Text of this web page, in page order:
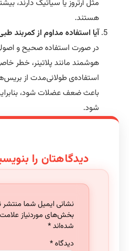
مثل آرتروز یا سیاتیک دارند،
هستند.
آیا استفاده مداوم از کمربند طبی
در صورت استفاده صحیح و اصولی،
هوشمند مانند پلاتینر، خطر خاصی
استفاده‌ی طولانی‌مدت از
باعث ضعف عضلات شود، بنابراین
شود.
دیدگاهتان را بنویسید
نشانی ایمیل شما منتشر
بخش‌های موردنیاز
شده‌اند*
دیدگاه*